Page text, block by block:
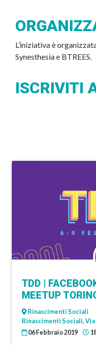
TDD |
MEETUP
Rinascimenti Sociali
Rinascimenti Sociali,
06 Febbraio 2019
L’iniziativa è
Synesthesia e BTREES.
ISCRIVITI